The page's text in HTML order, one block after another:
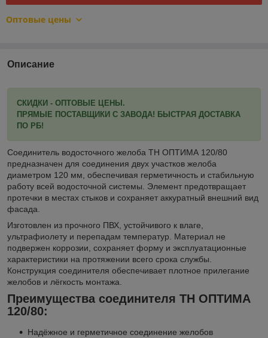
Оптовые цены
Описание
СКИДКИ - ОПТОВЫЕ ЦЕНЫ.
ПРЯМЫЕ ПОСТАВЩИКИ С ЗАВОДА! БЫСТРАЯ ДОСТАВКА
ПО РБ!
Соединитель водосточного желоба ТН ОПТИМА 120/80
предназначен для соединения двух участков желоба
диаметром 120 мм, обеспечивая герметичность и стабильную
работу всей водосточной системы. Элемент предотвращает
протечки в местах стыков и сохраняет аккуратный внешний вид
фасада.
Изготовлен из прочного ПВХ, устойчивого к влаге,
ультрафиолету и перепадам температур. Материал не
подвержен коррозии, сохраняет форму и эксплуатационные
характеристики на протяжении всего срока службы.
Конструкция соединителя обеспечивает плотное прилегание
желобов и лёгкость монтажа.
Преимущества соединителя ТН ОПТИМА
120/80:
Надёжное и герметичное соединение желобов